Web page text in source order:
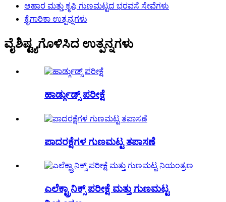
ಆಹಾರ ಮತ್ತು ಕೃಷಿ ಗುಣಮಟ್ಟದ ಭರವಸೆ ಸೇವೆಗಳು
ಕೈಗಾರಿಕಾ ಉತ್ಪನ್ನಗಳು
ವೈಶಿಷ್ಟ್ಯಗೊಳಿಸಿದ ಉತ್ಪನ್ನಗಳು
ಹಾರ್ಡ್ಗುಡ್ಸ್ ಪರೀಕ್ಷೆ
ಪಾದರಕ್ಷೆಗಳ ಗುಣಮಟ್ಟ ತಪಾಸಣೆ
ಎಲೆಕ್ಟ್ರಾನಿಕ್ಸ್ ಪರೀಕ್ಷೆ ಮತ್ತು ಗುಣಮಟ್ಟ